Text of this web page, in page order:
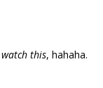
this, hahaha.